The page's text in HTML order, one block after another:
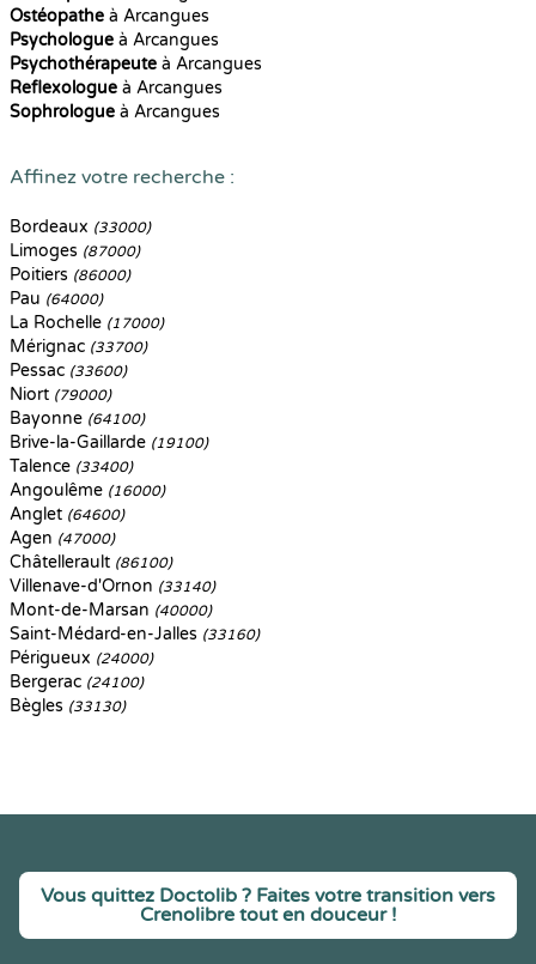
Ostéopathe à Arcangues
Psychologue à Arcangues
Psychothérapeute à Arcangues
Reflexologue à Arcangues
Sophrologue à Arcangues
Affinez votre recherche :
Bordeaux (33000)
Limoges (87000)
Poitiers (86000)
Pau (64000)
La Rochelle (17000)
Mérignac (33700)
Pessac (33600)
Niort (79000)
Bayonne (64100)
Brive-la-Gaillarde (19100)
Talence (33400)
Angoulême (16000)
Anglet (64600)
Agen (47000)
Châtellerault (86100)
Villenave-d'Ornon (33140)
Mont-de-Marsan (40000)
Saint-Médard-en-Jalles (33160)
Périgueux (24000)
Bergerac (24100)
Bègles (33130)
Vous quittez Doctolib ? Faites votre transition vers
Crenolibre tout en douceur !